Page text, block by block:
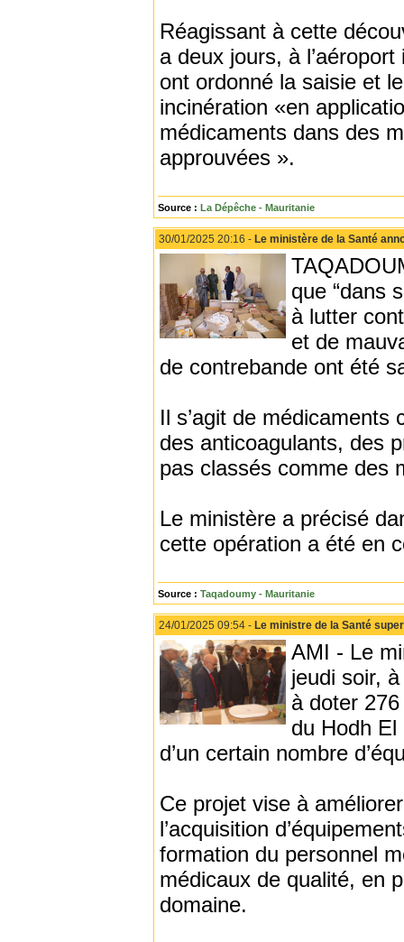
Réagissant à cette
a deux jours, à
ont ordonné la saisie et
incinération «en
médicaments dans des
approuvées ».
Source : La Dépêche - Mauritanie
30/01/2025 20:16 - Le ministère de la Santé
que “dans
à lutter
et de
de contrebande ont été
Il s’agit de médicaments
des anticoagulants, des
pas classés comme des
Le ministère a précisé
cette opération a été en
Source : Taqadoumy - Mauritanie
24/01/2025 09:54 - Le ministre de la Santé
AMI - Le
jeudi soir,
à doter
du Hodh
d’un certain nombre
Ce projet vise à
l’acquisition
formation du personnel
médicaux de qualité, en
domaine.